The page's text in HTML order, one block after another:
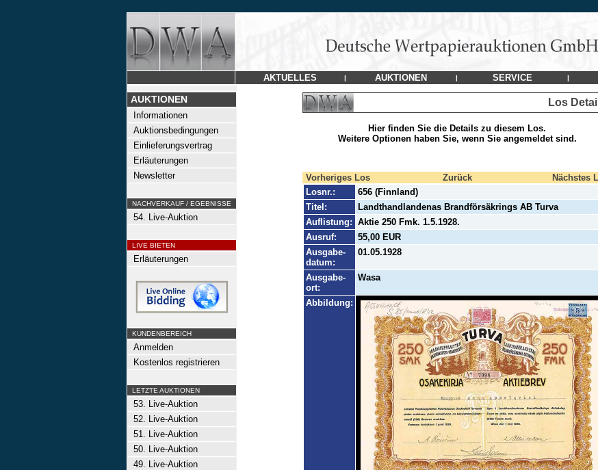
AKTUELLES | AUKTIONEN | SERVICE |
AUKTIONEN
Informationen
Auktionsbedingungen
Einlieferungsvertrag
Erläuterungen
Newsletter
NACHVERKAUF / EGEBNISSE
54. Live-Auktion
LIVE BIETEN
Erläuterungen
KUNDENBEREICH
Anmelden
Kostenlos registrieren
LETZTE AUKTIONEN
53. Live-Auktion
52. Live-Auktion
51. Live-Auktion
50. Live-Auktion
49. Live-Auktion
Los
Hier finden Sie die Details zu diesem Los.
Weitere Optionen haben Sie, wenn Sie angemeldet sind.
Vorheriges Los Zurück
Nächstes
Losnr.:
656 (Finnland)
Titel:
Landthandlandenas Brandförsäkrings AB Turva
Auflistung: Aktie 250 Fmk. 1.5.1928.
Ausruf:
55,00 EUR
Ausgabe-
datum:
01.05.1928
Ausgabe-
ort:
Wasa
Abbildung: